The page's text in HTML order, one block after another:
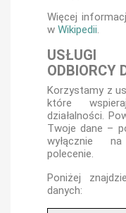
Więcej
w Wikipedii.
USŁUGI
ODBIORCY
Korzystamy z
które
działalności.
Twoje dane –
wyłącznie
polecenie.
Poniżej
danych: